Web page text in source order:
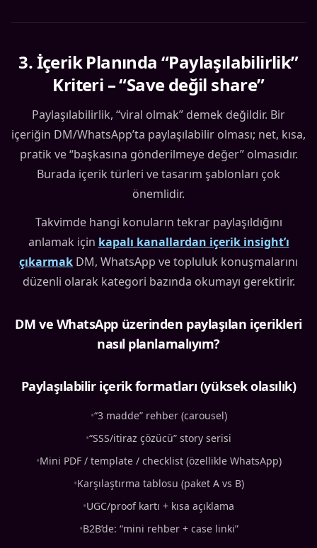
3.İçerik Planında “Paylaşılabilirlik”
Kriteri – “Save değil share”
Paylaşılabilirlik, “viral olmak” demek değildir. Bir
içeriğin DM/WhatsApp’ta paylaşılabilir olması; net, kısa,
pratik ve “başkasına gönderilmeye değer” olmasıdır.
Burada içerik türleri ve tasarım şablonları çok
önemlidir.
Takvimde hangi konuların tekrar paylaşıldığını
anlamak için kapalı kanallardan içerik insight’ı
çıkarmak DM, WhatsApp ve topluluk konuşmalarını
düzenli olarak kategori bazında okumayı gerektirir.
DM ve WhatsApp üzerinden paylaşılan içerikleri
nasıl planlamalıyım?
Paylaşılabilir içerik formatları (yüksek olasılık)
•“3 madde” rehber (carousel)
•“SSS/itiraz çözücü” story serisi
•Mini PDF / template / checklist (özellikle WhatsApp)
•Karşılaştırma tablosu (paket A vs B)
•UGC/proof kartı + kısa açıklama
•B2B’de: “mini rehber + case linki”